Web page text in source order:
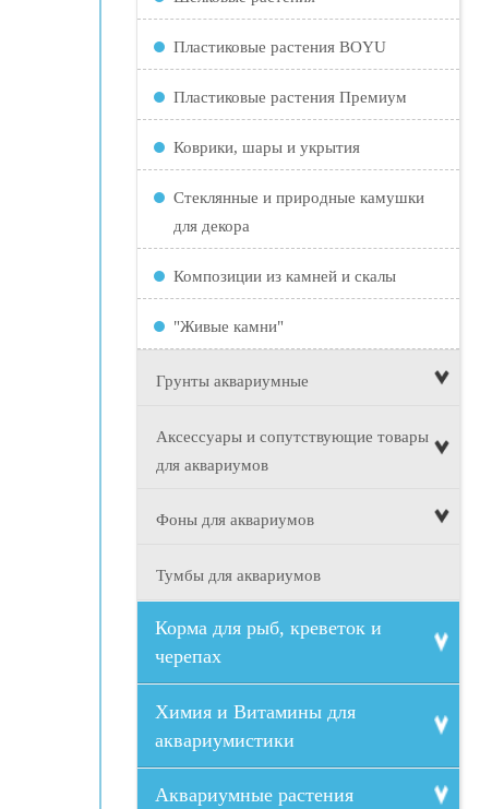
Пластиковые растения BOYU
Пластиковые растения Премиум
Коврики, шары и укрытия
Стеклянные и природные камушки
для декора
Композиции из камней и скалы
"Живые камни"
Грунты аквариумные
Аксессуары и сопутствующие товары
для аквариумов
Фоны для аквариумов
Тумбы для аквариумов
Корма для рыб, креветок и
черепах
Химия и Витамины для
аквариумистики
Аквариумные растения